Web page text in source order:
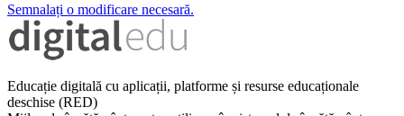
Semnalați o modificare necesară.
Educație digitală cu aplicații, platforme și resurse educaționale
deschise (RED)